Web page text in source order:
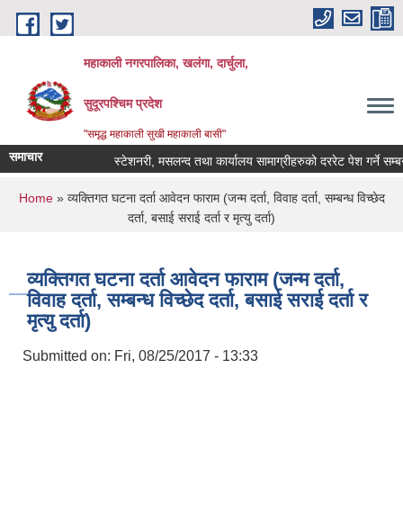
Skip to main content
महाकाली नगरपालिका, खलंगा, दार्चुला,
सुदूरपश्चिम प्रदेश
"समृद्ध महाकाली सुखी महाकाली बासी"
समाचार स्टेशनरी, मसलन्द तथा कार्यालय सामाग्रीहरुको दररेट पेश गर्ने
You are here
Home» व्यक्तिगत घटना दर्ता आवेदन फाराम (जन्म दर्ता, विवाह दर्ता, सम्बन्ध विच्छेद
दर्ता, बसाई सराई दर्ता र मृत्यु दर्ता)
व्यक्तिगत घटना दर्ता आवेदन फाराम (जन्म दर्ता,
विवाह दर्ता, सम्बन्ध विच्छेद दर्ता, बसाई सराई दर्ता र
मृत्यु दर्ता)
Submitted on: Fri, 08/25/2017 - 13:33